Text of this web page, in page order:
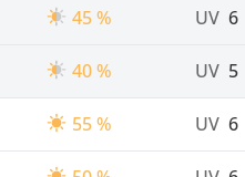
45 % UV 6
40 % UV 5
55 % UV 6